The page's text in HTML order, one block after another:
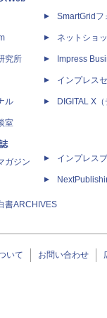
究所
ル
室
ガジン
書ARCHIVES
SmartGridフ
ネットショ
Impress
インプレス
DIGITAL X（
インプレス
いて お問い合わせ